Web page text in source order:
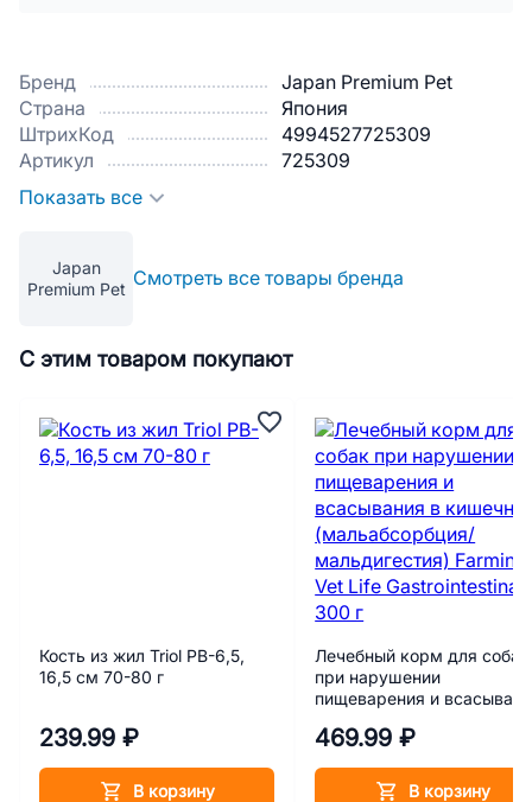
Бренд
Japan Premium Pet
Страна
Япония
ШтрихКод
4994527725309
Артикул
725309
Показать все
Japan
Premium Pet
Смотреть все товары бренда
С этим товаром покупают
Кость из жил Triol PB-6,5,
16,5 см 70-80 г
239.99 ₽
В корзину
Лечебный корм для собак
при нарушении
пищеварения и
(мальабсорбция/
Life Gastrointestinal 300 г
469.99 ₽
В корзину